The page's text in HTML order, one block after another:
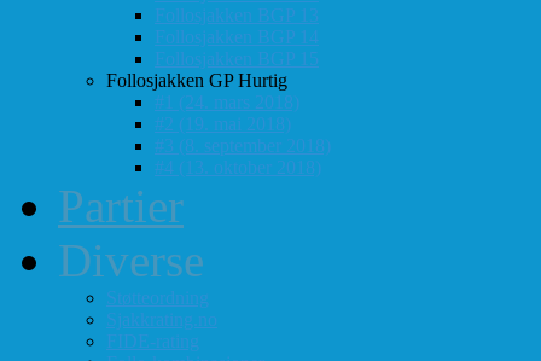
Follosjakken BGP 13
Follosjakken BGP 14
Follosjakken BGP 15
Follosjakken GP Hurtig
#1 (24. mars 2018)
#2 (19. mai 2018)
#3 (8. september 2018)
#4 (13. oktober 2018)
Partier
Diverse
Støtteordning
Sjakkrating.no
FIDE-rating